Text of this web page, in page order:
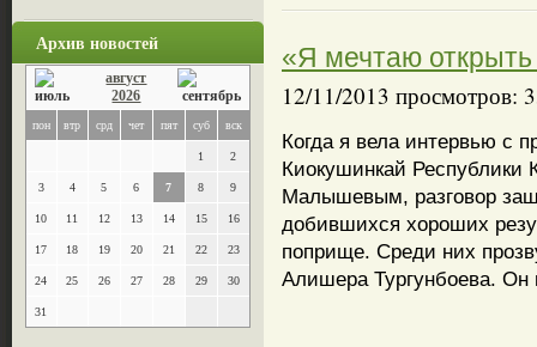
Архив новостей
август
2026
пон втр срд чет пят суб вск
1 2
3 4 5 6 7 8 9
10 11 12 13 14 15 16
17 18 19 20 21 22 23
24 25 26 27 28 29 30
31
«Я мечтаю
12/11/2013 просмотров:
Когда я вела интервью с
Киокушинкай Республики
Малышевым, разговор
добившихся хороших
поприще. Среди них
Алишера Тургунбоева.